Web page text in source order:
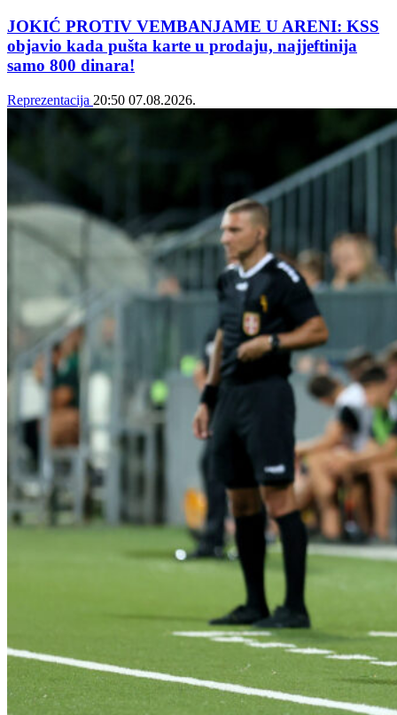
JOKIĆ PROTIV VEMBANJAME U ARENI: KSS
objavio kada pušta karte u prodaju, najjeftinija
samo 800 dinara!
Reprezentacija 20:50 07.08.2026.